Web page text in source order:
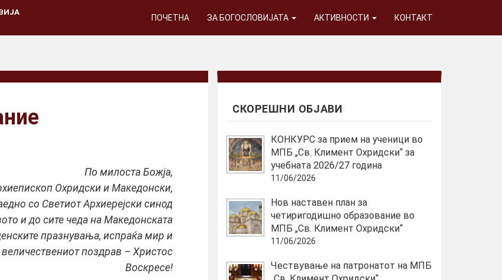
ПОЧЕТНА ЗА БОГОСЛОВИЈАТА АКТИВНОСТИ КОНТАКТ
По милоста Божја,
Охридски и Македонски,
со Светиот Архиерејски синод
и до сите чеда на Македонската
празнувања, испраќа мир и
величествениот поздрав – Христос
Воскресе!
СКОРЕШНИ ОБЈАВИ
КОНКУРС за прием на ученици во
МПБ „Св. Климент Охридски“ за
учебната 2026/27 година
11/06/2026
Нов наставен план за
четиригодишно образование во
МПБ „Св. Климент Охридски“
11/06/2026
Чествување на патронатот на МПБ